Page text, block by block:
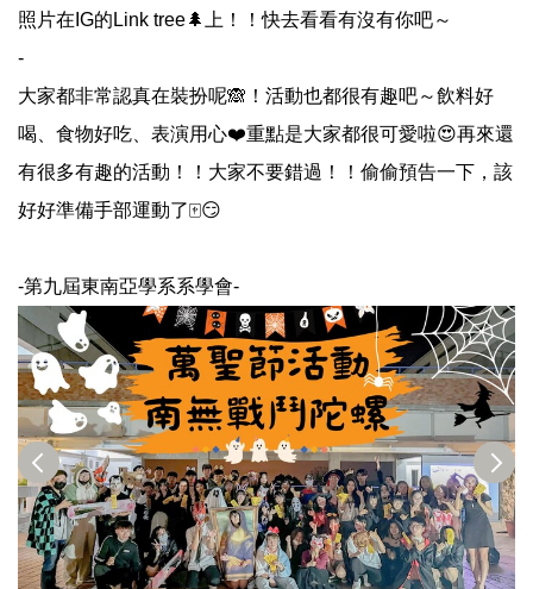
照片在IG的Link tree🌲上！！快去看看有沒有你吧～
-
大家都非常認真在裝扮呢🙈！活動也都很有趣吧～飲料好
喝、食物好吃、表演用心❤️重點是大家都很可愛啦😍再來還
有很多有趣的活動！！大家不要錯過！！偷偷預告一下，該
好好準備手部運動了🀄️😏
-第九屆東南亞學系系學會-